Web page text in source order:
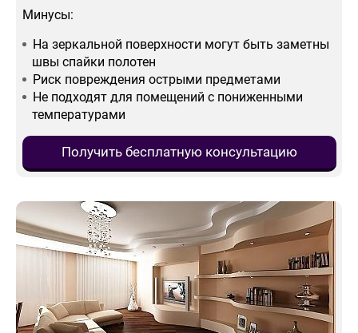
Минусы:
На зеркальной поверхности могут быть заметны
швы спайки полотен
Риск повреждения острыми предметами
Не подходят для помещений с пониженными
температурами
Получить бесплатную консультацию